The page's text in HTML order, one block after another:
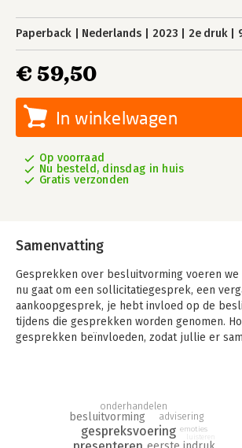
Paperback Nederlands 2023 2e druk
€ 59,50
In winkelwagen
Op voorraad
Nu besteld, dinsdag in huis
Gratis verzonden
Samenvatting
Gesprekken over besluitvorming voeren
nu gaat om een sollicitatiegesprek, een
aankoopgesprek, je hebt invloed op de
tijdens die gesprekken worden genomen.
gesprekken beïnvloeden, zodat jullie er
In het eerste deel staan je eigen
gespreksvaardigheden centraal. Hoe je
beslist bepaalt hoe je overkomt en
gespreksvoering
besluitvorming
onderhandelen
advisering
emoties
luisteren